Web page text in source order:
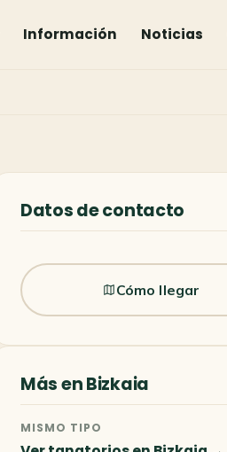
Información Noticias
Datos de contacto
Cómo llegar
Más en Bizkaia
MISMO TIPO